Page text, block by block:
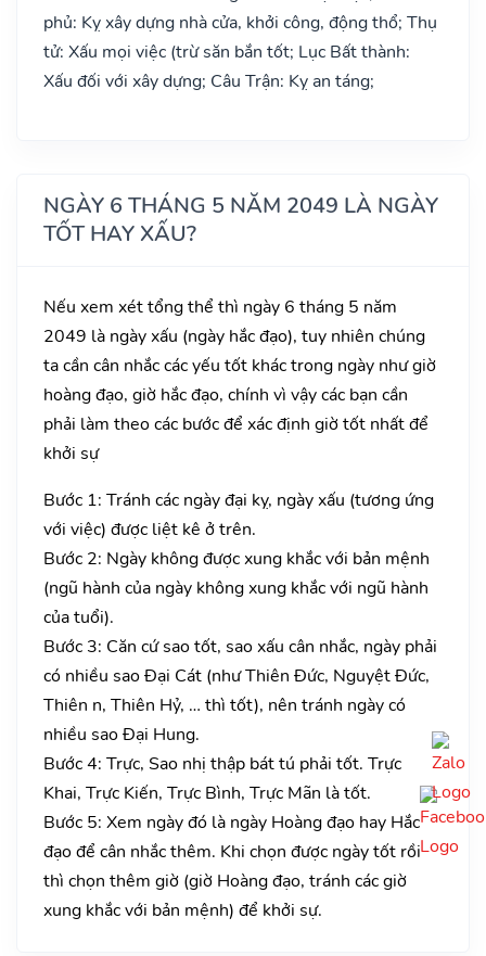
phủ: Kỵ xây dựng nhà cửa, khởi công, động thổ; Thụ
tử: Xấu mọi việc (trừ săn bắn tốt; Lục Bất thành:
Xấu đối với xây dựng; Câu Trận: Kỵ an táng;
NGÀY 6 THÁNG 5 NĂM 2049 LÀ NGÀY
TỐT HAY XẤU?
Nếu xem xét tổng thể thì ngày 6 tháng 5 năm
2049 là ngày xấu (ngày hắc đạo), tuy nhiên chúng
ta cần cân nhắc các yếu tốt khác trong ngày như giờ
hoàng đạo, giờ hắc đạo, chính vì vậy các bạn cần
phải làm theo các bước để xác định giờ tốt nhất để
khởi sự
Bước 1: Tránh các ngày đại kỵ, ngày xấu (tương ứng
với việc) được liệt kê ở trên.
Bước 2: Ngày không được xung khắc với bản mệnh
(ngũ hành của ngày không xung khắc với ngũ hành
của tuổi).
Bước 3: Căn cứ sao tốt, sao xấu cân nhắc, ngày phải
có nhiều sao Đại Cát (như Thiên Đức, Nguyệt Đức,
Thiên n, Thiên Hỷ, … thì tốt), nên tránh ngày có
nhiều sao Đại Hung.
Bước 4: Trực, Sao nhị thập bát tú phải tốt. Trực
Khai, Trực Kiến, Trực Bình, Trực Mãn là tốt.
Bước 5: Xem ngày đó là ngày Hoàng đạo hay Hắc
đạo để cân nhắc thêm. Khi chọn được ngày tốt rồi
thì chọn thêm giờ (giờ Hoàng đạo, tránh các giờ
xung khắc với bản mệnh) để khởi sự.